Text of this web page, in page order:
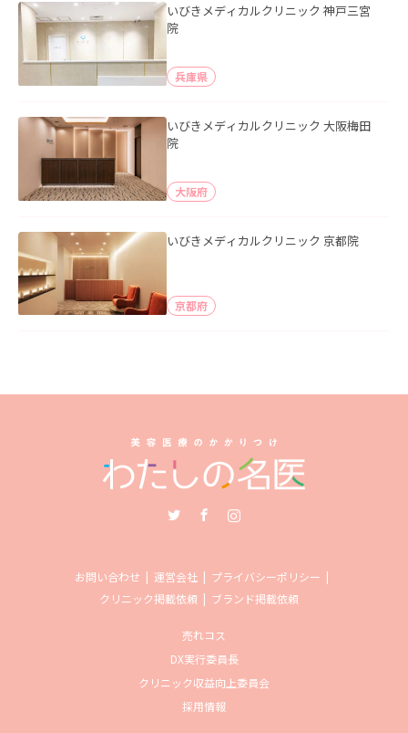
いびきメディカルクリニック 神戸三宮
院
兵庫県
いびきメディカルクリニック 大阪梅田
院
大阪府
いびきメディカルクリニック 京都院
京都府
お問い合わせ 運営会社
プライバシーポリシー
クリニック掲載依頼
ブランド掲載依頼
売れコス
DX実行委員長
クリニック収益向上委員会
採用情報